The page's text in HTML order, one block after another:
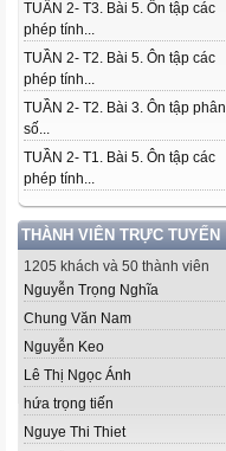
TUẦN 2- T3. Bài 5. Ôn tập các
phép tính...
TUẦN 2- T2. Bài 5. Ôn tập các
phép tính...
TUẦN 2- T2. Bài 3. Ôn tập phân
số...
TUẦN 2- T1. Bài 5. Ôn tập các
phép tính...
THÀNH VIÊN TRỰC TUYẾN
1205 khách và 50 thành viên
Nguyễn Trọng Nghĩa
Chung Văn Nam
Nguyễn Keo
Lê Thị Ngọc Ánh
hứa trọng tiến
Nguye Thi Thiet